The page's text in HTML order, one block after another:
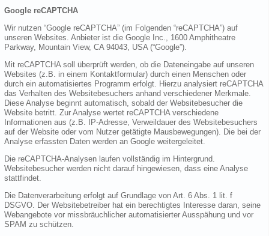
Google reCAPTCHA
Wir nutzen “Google reCAPTCHA” (im Folgenden “reCAPTCHA”) auf
unseren Websites. Anbieter ist die Google Inc., 1600 Amphitheatre
Parkway, Mountain View, CA 94043, USA (“Google”).
Mit reCAPTCHA soll überprüft werden, ob die Dateneingabe auf unseren
Websites (z.B. in einem Kontaktformular) durch einen Menschen oder
durch ein automatisiertes Programm erfolgt. Hierzu analysiert reCAPTCHA
das Verhalten des Websitebesuchers anhand verschiedener Merkmale.
Diese Analyse beginnt automatisch, sobald der Websitebesucher die
Website betritt. Zur Analyse wertet reCAPTCHA verschiedene
Informationen aus (z.B. IP-Adresse, Verweildauer des Websitebesuchers
auf der Website oder vom Nutzer getätigte Mausbewegungen). Die bei der
Analyse erfassten Daten werden an Google weitergeleitet.
Die reCAPTCHA-Analysen laufen vollständig im Hintergrund.
Websitebesucher werden nicht darauf hingewiesen, dass eine Analyse
stattfindet.
Die Datenverarbeitung erfolgt auf Grundlage von Art. 6 Abs. 1 lit. f
DSGVO. Der Websitebetreiber hat ein berechtigtes Interesse daran, seine
Webangebote vor missbräuchlicher automatisierter Ausspähung und vor
SPAM zu schützen.